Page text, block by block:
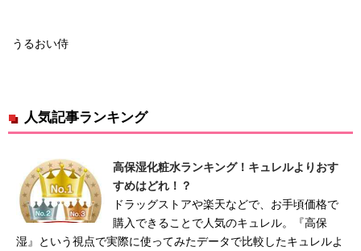
うるおい侍
人気記事ランキング
高保湿化粧水ランキング！キュレルよりおす
すめはどれ！？
ドラッグストアや楽天などで、お手頃価格で
購入できることで人気のキュレル。『高保
湿』という視点で実際に使ってみたデータで比較したキュレルよ